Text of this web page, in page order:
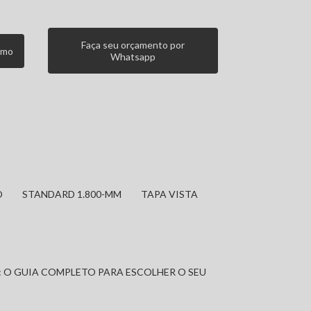
Faça seu orçamento por
Whatsapp
STANDARD 1.800-MM TAPA VISTA
GUIA COMPLETO PARA ESCOLHER O SEU